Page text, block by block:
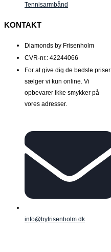
Tennisarmbånd
KONTAKT
Diamonds by Frisenholm
CVR-nr.: 42244066
For at give dig de bedste priser
sælger vi kun online. Vi
opbevarer ikke smykker på
vores adresser.
info@byfrisenholm.dk